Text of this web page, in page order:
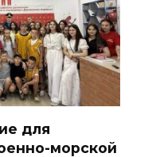
для
морской